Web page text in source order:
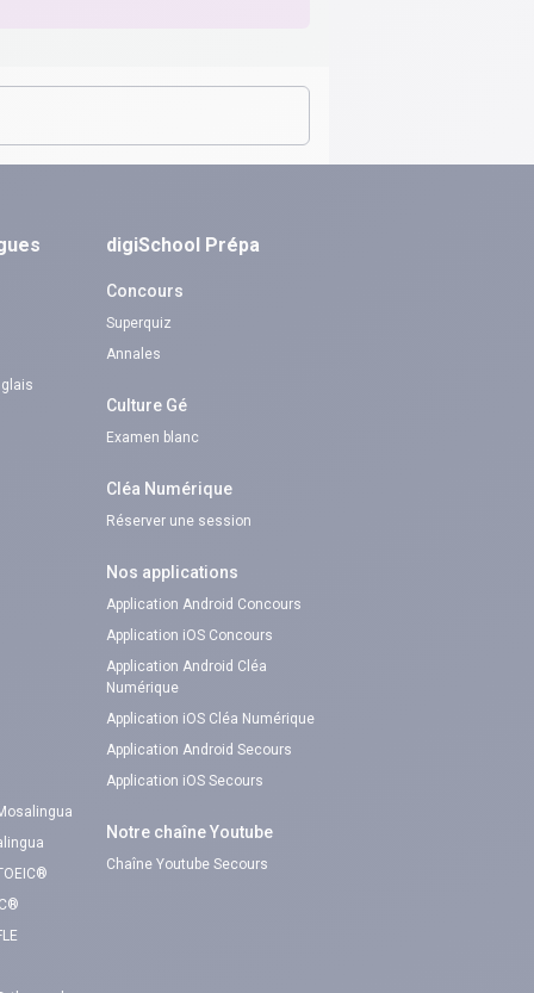
digiSchool Prépa
Concours
Superquiz
Annales
Culture Gé
Examen blanc
Cléa Numérique
Réserver une session
Nos applications
Application Android Concours
Application iOS Concours
Application Android Cléa
Numérique
Application iOS Cléa Numérique
Application Android Secours
Application iOS Secours
Notre chaîne Youtube
Chaîne Youtube Secours